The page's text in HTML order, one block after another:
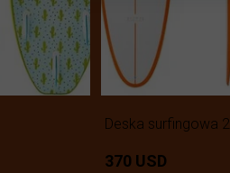
Deska surfingowa 2
370 USD